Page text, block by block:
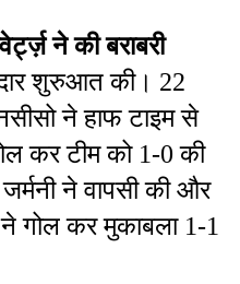
ने की बराबरी
शुरुआत की। 22
ने हाफ टाइम से
कर टीम को 1-0 की
ने वापसी की और
ने गोल कर मुकाबला 1-1